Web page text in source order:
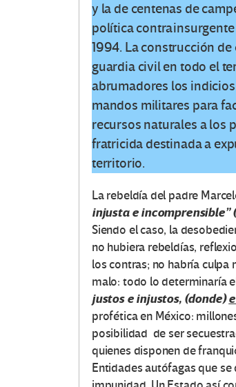
y la de centenas de
política
1994. La construcción
guardia civil en todo el
abrumadores los
mandos militares para
recursos naturales a los
fratricida destinada a
territorio.
La rebeldía del padre
injusta e incomprensible”
Siendo el caso, la
no hubiera rebeldías,
los contras; no habría culpa
malo: todo lo determinaría
justos e injustos, (donde)
profética en México:
posibilidad de ser
quienes disponen de
Entidades autófagas que